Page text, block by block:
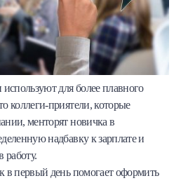
для более плавного
коллеги-приятели, которые
менторят новичка в
надбавку к зарплате и
работу.
в первый день помогает оформить